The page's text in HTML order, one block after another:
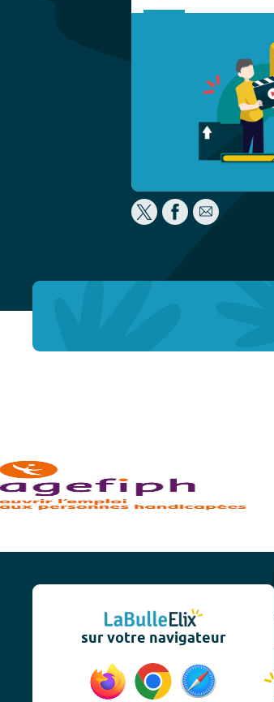
sur votre navigateur